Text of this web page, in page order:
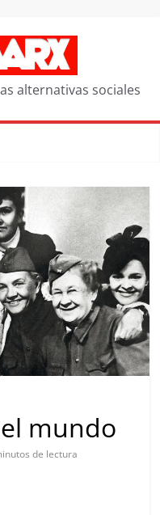
alternativas sociales
mundo
de lectura